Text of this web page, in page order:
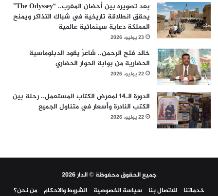
بعد تصويره بين أحضان المغرب.. “The Odyssey”
يحقق انطلاقة تاريخية في شباك التذاكر ويمنح
المملكة دعاية سينمائية عالمية
23 يوليو، 2026
خالد فتح الرحمن.. شاعرٌ يقود الدبلوماسية
الحضارية من بوابة الحوار الحضاري
22 يوليو، 2026
الدورة الـ14 لمعرض الكتاب المستعمل.. رحلة بين
الكتب النادرة وأسعار في متناول الجميع
22 يوليو، 2026
جميع الحقوق محفوظة © الدار 2026
خدماتنا
للاتصال بنا سياسة الخصوصية الشروط والاحكام من نحن؟